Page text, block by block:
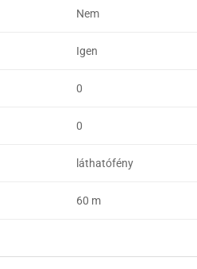
Nem
Igen
0
0
láthatófény
60 m